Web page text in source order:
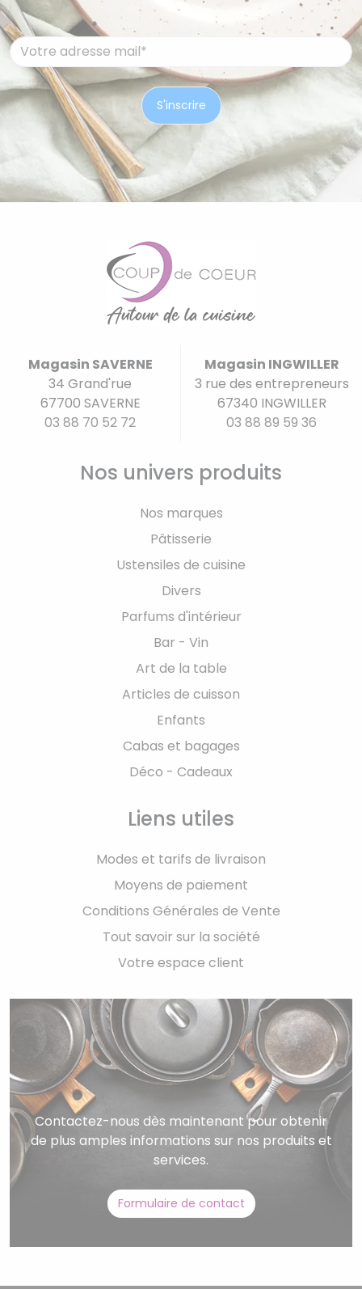
Magasin SAVERNE
34 Grand'rue
67700 SAVERNE
03 88 70 52 72
Magasin INGWILLER
3 rue des entrepreneurs
67340 INGWILLER
03 88 89 59 36
Nos univers produits
Nos marques
Pâtisserie
Ustensiles de cuisine
Divers
Parfums d'intérieur
Bar - Vin
Art de la table
Articles de cuisson
Enfants
Cabas et bagages
Déco - Cadeaux
Liens utiles
Modes et tarifs de livraison
Moyens de paiement
Conditions Générales de Vente
Tout savoir sur la société
Votre espace client
Contactez-nous dès maintenant pour obtenir
de plus amples informations sur nos produits et
services.
Formulaire de contact